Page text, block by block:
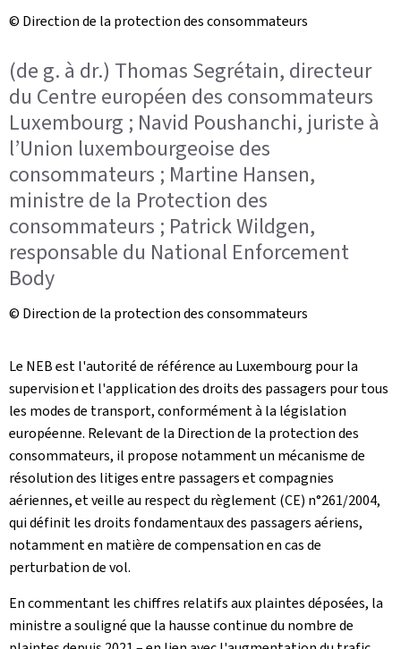
© Direction de la protection des consommateurs
(de g. à dr.) Thomas Segrétain, directeur
du Centre européen des consommateurs
Luxembourg ; Navid Poushanchi, juriste à
l’Union luxembourgeoise des
consommateurs ; Martine Hansen,
ministre de la Protection des
consommateurs ; Patrick Wildgen,
responsable du National Enforcement
Body
© Direction de la protection des consommateurs
Le NEB est l'autorité de référence au Luxembourg pour la
supervision et l'application des droits des passagers pour tous
les modes de transport, conformément à la législation
européenne. Relevant de la Direction de la protection des
consommateurs, il propose notamment un mécanisme de
résolution des litiges entre passagers et compagnies
aériennes, et veille au respect du règlement (CE) n°261/2004,
qui définit les droits fondamentaux des passagers aériens,
notamment en matière de compensation en cas de
perturbation de vol.
En commentant les chiffres relatifs aux plaintes déposées, la
ministre a souligné que la hausse continue du nombre de